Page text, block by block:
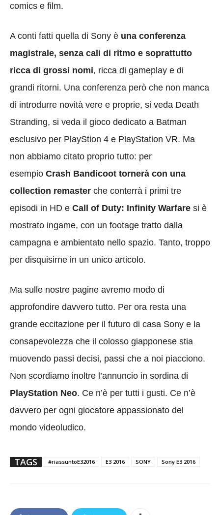
comics e film.
A conti fatti quella di Sony è una conferenza
magistrale, senza cali di ritmo e soprattutto
ricca di grossi nomi, ricca di gameplay e di
grandi ritorni. Una conferenza però che non manca
di introdurre novità vere e proprie, si veda Death
Stranding, si veda il gioco dedicato a Batman
esclusivo per PlayStion 4 e PlayStation VR. Ma
non abbiamo citato proprio tutto: per
esempio Crash Bandicoot tornerà con una
collection remaster che conterrà i primi tre
episodi in HD e Call of Duty: Infinity Warfare si è
mostrato ingame, con un footage tratto dalla
campagna e ambientato nello spazio. Tanto, troppo
per disquisirne in un unico articolo.
Ma sulle nostre pagine avremo modo di
approfondire davvero tutto. Per ora resta una
grande eccitazione per il futuro di casa Sony e la
consapevolezza che il colosso giapponese stia
muovendo passi decisi, passi che a noi piacciono.
Non scordiamo inoltre l’annuncio in sordina di
PlayStation Neo. Ce n’è per tutti i gusti. Ce n’è
davvero per ogni giocatore appassionato del
mondo videoludico.
TAGS #riassuntoE32016 E3 2016 SONY Sony E3 2016